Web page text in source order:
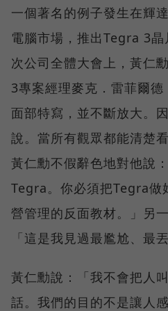
一個著名的例子發生在輝
電腦市場，推出Tegra 3
次公司全體大會上，黃仁
3專案經理麥克．雷菲爾
面部特寫，並不斷放大。
說。當所有觀眾都能清楚
黃仁勳不假辭色地對他說
Tegra。你必須把Tegra做
營管理的反面教材。」另
「這是我見過最尷尬、最
黃仁勳說：「我不會把人
話。我們的目的不是讓人